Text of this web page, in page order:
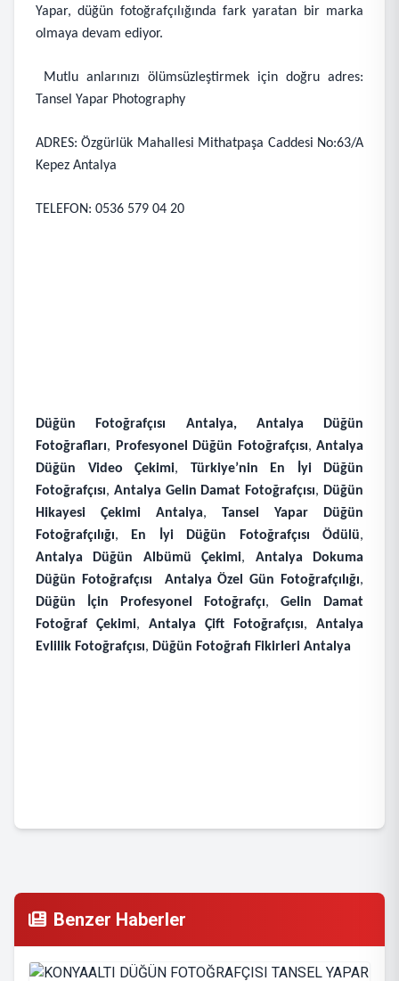
Yapar, düğün fotoğrafçılığında fark yaratan bir marka
olmaya devam ediyor.
Mutlu anlarınızı ölümsüzleştirmek için doğru adres:
Tansel Yapar Photography
ADRES: Özgürlük Mahallesi Mithatpaşa Caddesi No:63/A
Kepez Antalya
TELEFON: 0536 579 04 20
Düğün Fotoğrafçısı Antalya,
Antalya Düğün
Fotoğrafları, Profesyonel Düğün Fotoğrafçısı, Antalya
Düğün Video Çekimi, Türkiye’nin En İyi Düğün
Fotoğrafçısı, Antalya Gelin Damat Fotoğrafçısı, Düğün
Hikayesi Çekimi Antalya, Tansel Yapar Düğün
Fotoğrafçılığı, En İyi Düğün Fotoğrafçısı Ödülü,
Antalya Düğün Albümü Çekimi, Antalya Dokuma
Düğün Fotoğrafçısı
Antalya Özel Gün Fotoğrafçılığı,
Düğün İçin Profesyonel Fotoğrafçı, Gelin Damat
Fotoğraf Çekimi, Antalya Çift Fotoğrafçısı, Antalya
Evlilik Fotoğrafçısı, Düğün Fotoğrafı Fikirleri Antalya
Benzer Haberler